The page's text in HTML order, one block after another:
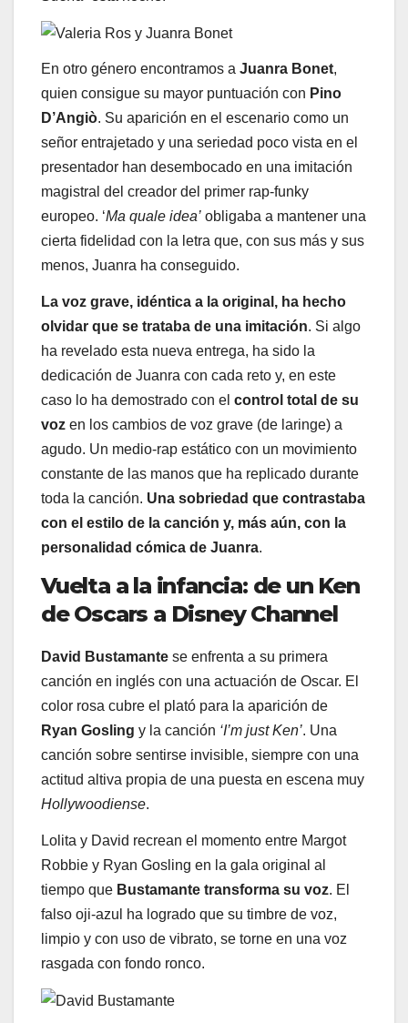
En otro género encontramos a Juanra Bonet,
quien consigue su mayor puntuación con Pino
D’Angiò. Su aparición en el escenario como un
señor entrajetado y una seriedad poco vista en el
presentador han desembocado en una imitación
magistral del creador del primer rap-funky
europeo. ‘Ma quale idea’ obligaba a mantener una
cierta fidelidad con la letra que, con sus más y sus
menos, Juanra ha conseguido.
La voz grave, idéntica a la original, ha hecho
olvidar que se trataba de una imitación. Si algo
ha revelado esta nueva entrega, ha sido la
dedicación de Juanra con cada reto y, en este
caso lo ha demostrado con el control total de su
voz en los cambios de voz grave (de laringe) a
agudo. Un medio-rap estático con un movimiento
constante de las manos que ha replicado durante
toda la canción. Una sobriedad que contrastaba
con el estilo de la canción y, más aún, con la
personalidad cómica de Juanra.
Vuelta a la infancia: de un Ken
de Oscars a Disney Channel
David Bustamante se enfrenta a su primera
canción en inglés con una actuación de Oscar. El
color rosa cubre el plató para la aparición de
Ryan Gosling y la canción ‘I’m just Ken’. Una
canción sobre sentirse invisible, siempre con una
actitud altiva propia de una puesta en escena muy
Hollywoodiense.
Lolita y David recrean el momento entre Margot
Robbie y Ryan Gosling en la gala original al
tiempo que Bustamante transforma su voz. El
falso oji-azul ha logrado que su timbre de voz,
limpio y con uso de vibrato, se torne en una voz
rasgada con fondo ronco.